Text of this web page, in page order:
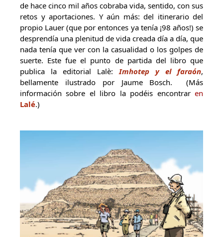
de hace cinco mil años cobraba vida, sentido, con sus
retos y aportaciones. Y aún más: del itinerario del
propio Lauer (que por entonces ya tenía ¡98 años!) se
desprendía una plenitud de vida creada día a día, que
nada tenía que ver con la casualidad o los golpes de
suerte. Este fue el punto de partida del libro que
publica la editorial Lalè:Imhotep y el faraón,
bellamente ilustrado por Jaume Bosch. (Más
información sobre el libro la podéis encontrar en
Lalé.)